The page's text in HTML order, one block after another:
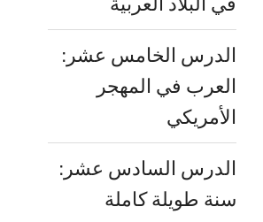
الدرس الخامس عشر:
العرب في المهجر
الأمريكي
الدرس السادس عشر:
سنة طويلة كاملة